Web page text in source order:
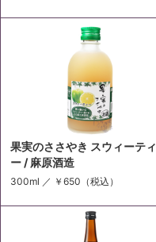
果実のささやき スウィーティ
ー / 麻原酒造
300ml ／ ￥650 （税込）